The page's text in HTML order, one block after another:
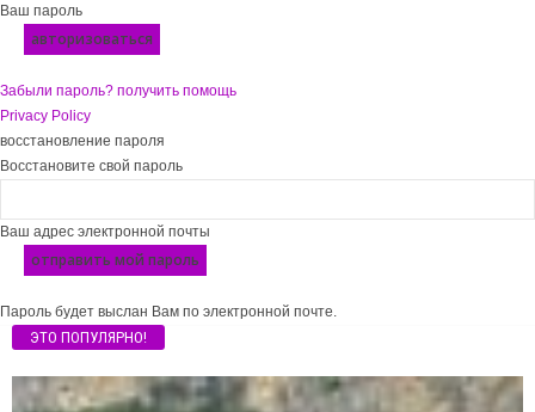
Ваш пароль
Забыли пароль? получить помощь
Privacy Policy
восстановление пароля
Восстановите свой пароль
Ваш адрес электронной почты
Пароль будет выслан Вам по электронной почте.
ЭТО ПОПУЛЯРНО!